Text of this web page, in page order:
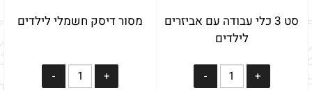
סט 3 כלי עבודה עם אביזרים
לילדים
מסור דיסק חשמלי לילדים